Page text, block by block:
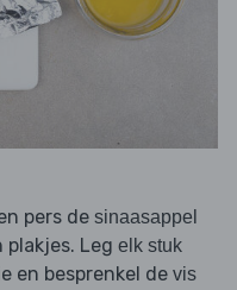
pers de sinaasappel
plakjes. Leg elk stuk
en besprenkel de vis